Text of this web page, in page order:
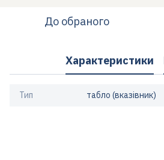
До обраного
Характеристики
Тип табло (вказівник)